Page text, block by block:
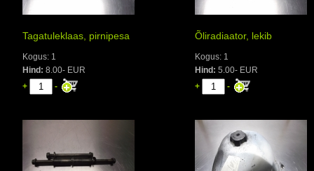
Tagatuleklaas, pirnipesa
Kogus: 1
Hind: 8.00- EUR
+
-
Õliradiaator, lekib
Kogus: 1
Hind: 5.00- EUR
+
-